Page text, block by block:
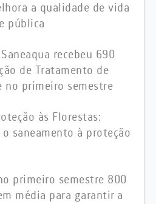
a qualidade de vida
pública
recebeu 690
de Tratamento de
no primeiro semestre
às Florestas:
o saneamento à proteção
primeiro semestre 800
média para garantir a